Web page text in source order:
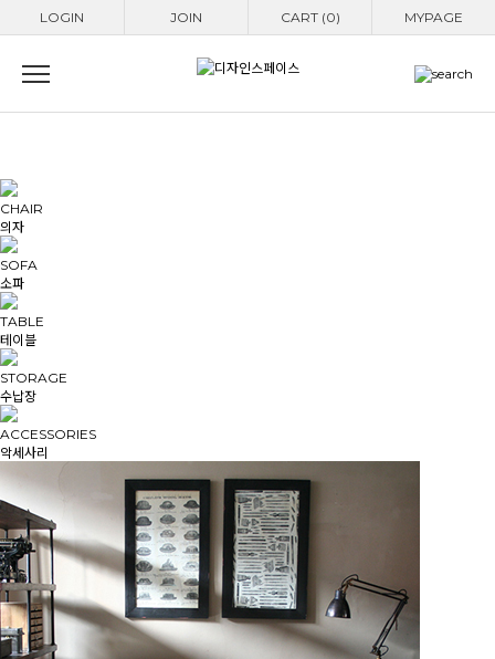
LOGIN JOIN CART (0) MYPAGE
CHAIR
의자
SOFA
소파
TABLE
테이블
STORAGE
수납장
ACCESSORIES
악세사리